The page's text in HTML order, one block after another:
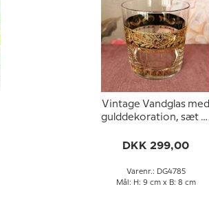
Vintage Vandglas med
gulddekoration, sæt af
DKK 299,00
Varenr.: DG4785
Mål: H: 9 cm x B: 8 cm